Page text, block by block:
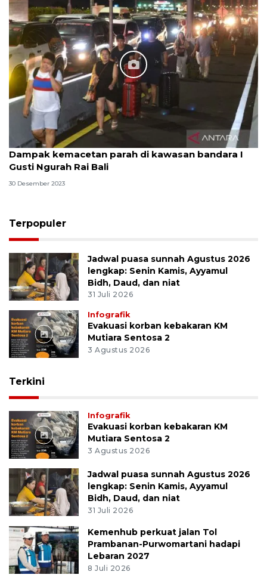
Dampak kemacetan parah di kawasan bandara I
Gusti Ngurah Rai Bali
30 Desember 2023
Terpopuler
Jadwal puasa sunnah Agustus 2026
lengkap: Senin Kamis, Ayyamul
Bidh, Daud, dan niat
31 Juli 2026
Infografik
Evakuasi korban kebakaran KM
Mutiara Sentosa 2
3 Agustus 2026
Terkini
Infografik
Evakuasi korban kebakaran KM
Mutiara Sentosa 2
3 Agustus 2026
Jadwal puasa sunnah Agustus 2026
lengkap: Senin Kamis, Ayyamul
Bidh, Daud, dan niat
31 Juli 2026
Kemenhub perkuat jalan Tol
Prambanan-Purwomartani hadapi
Lebaran 2027
8 Juli 2026